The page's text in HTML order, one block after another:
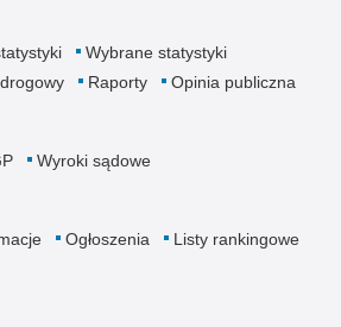
Wybrane statystyki
Raporty Opinia publiczna
Wyroki sądowe
Ogłoszenia
Listy rankingowe